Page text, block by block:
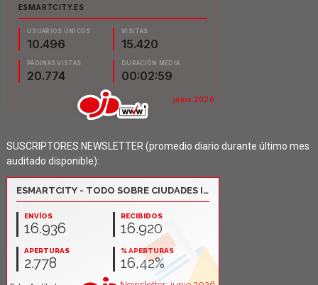
SUSCRIPTORES NEWSLETTER (promedio diario durante último mes
auditado disponible):